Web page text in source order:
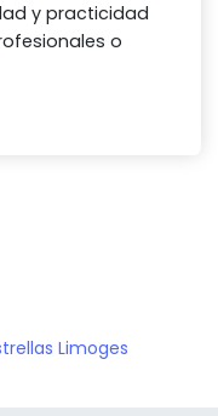
y practicidad
o
Limoges